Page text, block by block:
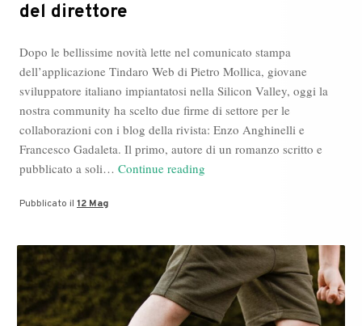
del direttore
Dopo le bellissime novità lette nel comunicato stampa
dell’applicazione Tindaro Web di Pietro Mollica, giovane
sviluppatore italiano impiantatosi nella Silicon Valley, oggi la
nostra community ha scelto due firme di settore per le
collaborazioni con i blog della rivista: Enzo Anghinelli e
Francesco Gadaleta. Il primo, autore di un romanzo scritto e
pubblicato a soli… Continue reading
Anghinelli
nella
rassegna
stampa
Pubblicato il 12 Mag